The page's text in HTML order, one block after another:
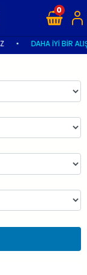
DAHA İYİ BİR
0